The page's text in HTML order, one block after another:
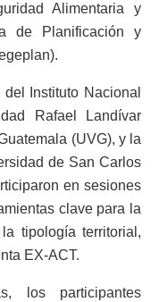
Alimentaria y
de Planificación y
Instituto Nacional
Rafael Landívar
(UVG), y la
de San Carlos
en sesiones
clave para la
tipología territorial,
EX-ACT.
los participantes